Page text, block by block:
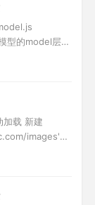
型的model层
载 新建
images' ]
公开的